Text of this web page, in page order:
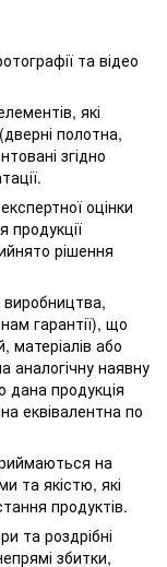
та відео
які
полотна,
згідно
оцінки
рішення
виробництва,
гарантії), що
матеріалів або
аналогічну наявну
дана продукція
еквівалентна по
на
та якістю, які
продуктів.
та роздрібні
збитки,